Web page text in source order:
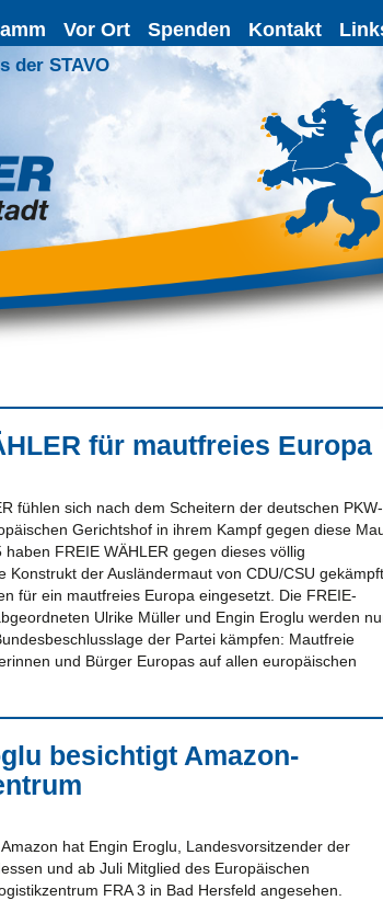
Vor Ort Spenden Kontakt
der STAVO
für mautfreies Europa
fühlen sich nach dem Scheitern der deutschen PKW-
Gerichtshof in ihrem Kampf gegen diese
haben FREIE WÄHLER gegen dieses völlig
Konstrukt der Ausländermaut von CDU/CSU gekämpft
für ein mautfreies Europa eingesetzt. Die FREIE-
Ulrike Müller und Engin Eroglu werden
der Partei kämpfen: Mautfreie
und Bürger Europas auf allen europäischen
besichtigt Amazon-
hat Engin Eroglu, Landesvorsitzender der
und ab Juli Mitglied des Europäischen
FRA 3 in Bad Hersfeld angesehen.